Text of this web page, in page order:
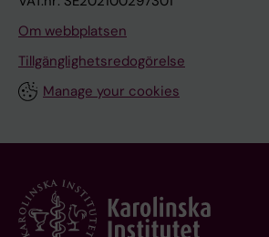
Om webbplatsen
Tillgänglighetsredogörelse
Manage your cookies